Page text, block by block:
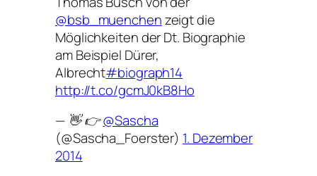
@bsb_muenchenzeigt die
Möglichkeiten der Dt. Biographie
am Beispiel Dürer,
Albrecht#biograph14
http://t.co/gcmJ0kB8Ho
— 👋 👉@Sascha
(@Sascha_Foerster) 1. Dezember
2014